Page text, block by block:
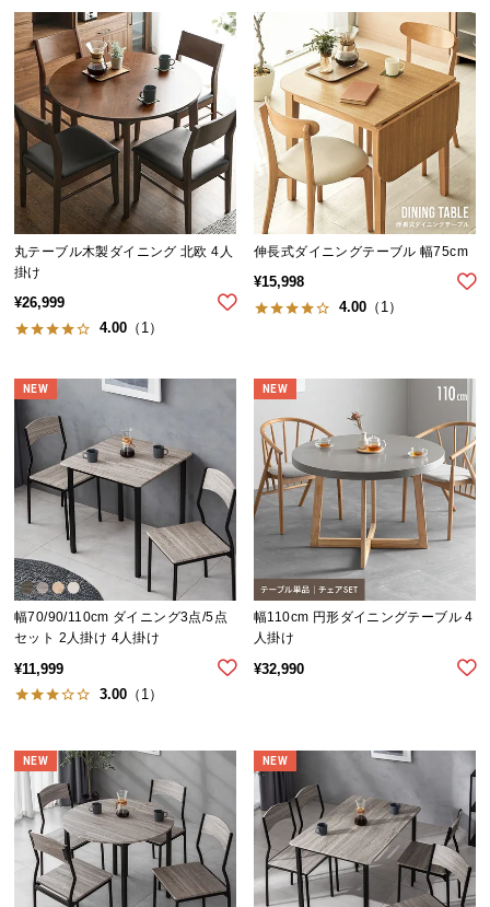
ス
に
つ
い
て
搬
入
経
つ
い
返
品・
キ
ャ
セ
ル
に
つ
い
て
に
つ
い
て
会
丸テーブル木製ダイニング 北欧 4人
掛け
¥26,999
4.00 （1）
伸長式ダイニングテーブル 幅75cm
¥15,998
4.00 （1）
幅70/90/110cm ダイニング3点/5点
セット 2人掛け 4人掛け
¥11,999
3.00 （1）
NEW
幅110cm 円形ダイニングテーブル 4
人掛け
¥32,990
NEW
NEW NEW